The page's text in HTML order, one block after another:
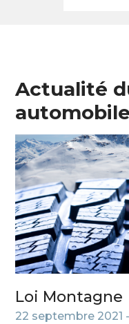
Actualité
automobile
Loi Montagne
22 septembre 2021 -